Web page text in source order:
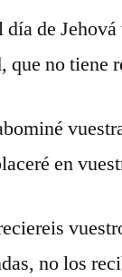
día de
que no tiene
en
no los